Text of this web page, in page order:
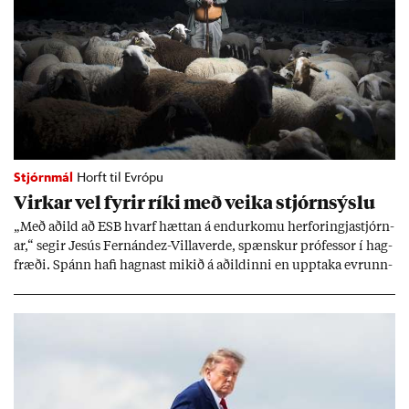
Stjórnmál Horft til Evrópu
Virk­ar vel fyr­ir ríki með veika stjórn­sýslu
„Með að­ild að ESB hvarf hætt­an á end­ur­komu her­for­ingja­stjórn­
ar,“ seg­ir Jesús Fer­nández-Villa­ver­de, spænsk­ur pró­fess­or í hag­
fræði. Spánn hafi hagn­ast mik­ið á að­ild­inni en upp­taka evr­unn­